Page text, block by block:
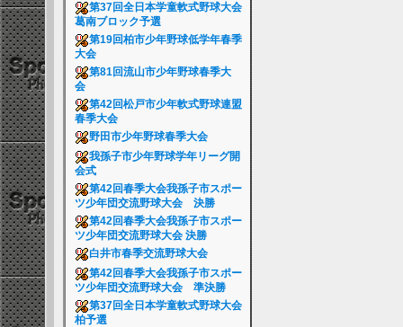
第37回全日本学童軟式野球大会
葛南ブロック予選
第19回柏市少年野球低学年春季
大会
第81回流山市少年野球春季大
会
第42回松戸市少年軟式野球連盟
春季大会
野田市少年野球春季大会
我孫子市少年野球学年リーグ開
会式
第42回春季大会我孫子市スポー
ツ少年団交流野球大会 決勝
第42回春季大会我孫子市スポー
ツ少年団交流野球大会 決勝
白井市春季交流野球大会
第42回春季大会我孫子市スポー
ツ少年団交流野球大会 準決勝
第37回全日本学童軟式野球大会
柏予選